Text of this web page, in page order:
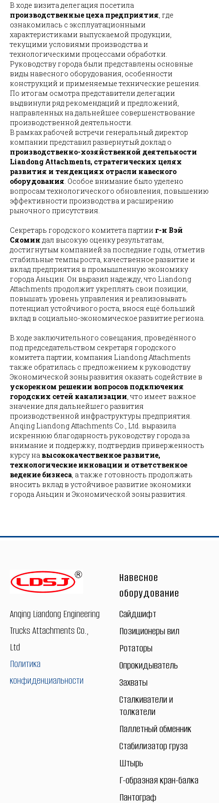
В ходе визита делегация посетила
производственные цеха предприятия, где
ознакомилась с эксплуатационными
характеристиками выпускаемой продукции,
текущими условиями производства и
технологическими процессами обработки.
Руководству города были представлены основные
виды навесного оборудования, особенности
конструкций и применяемые технические решения.
По итогам осмотра представители делегации
выдвинули ряд рекомендаций и предложений,
направленных на дальнейшее совершенствование
производственной деятельности.
В рамках рабочей встречи генеральный директор
компании представил развернутый доклад о
производственно-хозяйственной деятельности
Liandong Attachments, стратегических целях
развития и тенденциях отрасли навесного
оборудования. Особое внимание было уделено
вопросам технологического обновления, повышению
эффективности производства и расширению
рыночного присутствия.
Секретарь городского комитета партии г-н Вэй
Сяомин дал высокую оценку результатам,
достигнутым компанией за последние годы, отметив
стабильные темпы роста, качественное развитие и
вклад предприятия в промышленную экономику
города Аньцин. Он выразил надежду, что Liandong
Attachments продолжит укреплять свои позиции,
повышать уровень управления и реализовывать
потенциал устойчивого роста, внося ещё больший
вклад в социально-экономическое развитие региона.
В ходе заключительного совещания, проведённого
под председательством секретаря городского
комитета партии, компания Liandong Attachments
также обратилась с предложением к руководству
Экономической зоны развития оказать содействие в
ускоренном решении вопросов подключения
городских сетей канализации, что имеет важное
значение для дальнейшего развития
производственной инфраструктуры предприятия.
Anqing Liandong Attachments Co., Ltd. выразила
искреннюю благодарность руководству города за
внимание и поддержку, подтвердив приверженность
курсу на высококачественное развитие,
технологические инновации и ответственное
ведение бизнеса, а также готовность продолжать
вносить вклад в устойчивое развитие экономики
города Аньцин и Экономической зоны развития.
Anqing Liandong Engineering
Trucks Attachments Co.,
Ltd
Политика
конфиденциальности
Навесное
оборудование
Сайдшифт
Позиционеры вил
Ротаторы
Опрокидыватель
Захваты
Сталкиватели и
толкатели
Паллетный обменник
Стабилизатор груза
Штырь
Г-образная кран-балка
Пантограф